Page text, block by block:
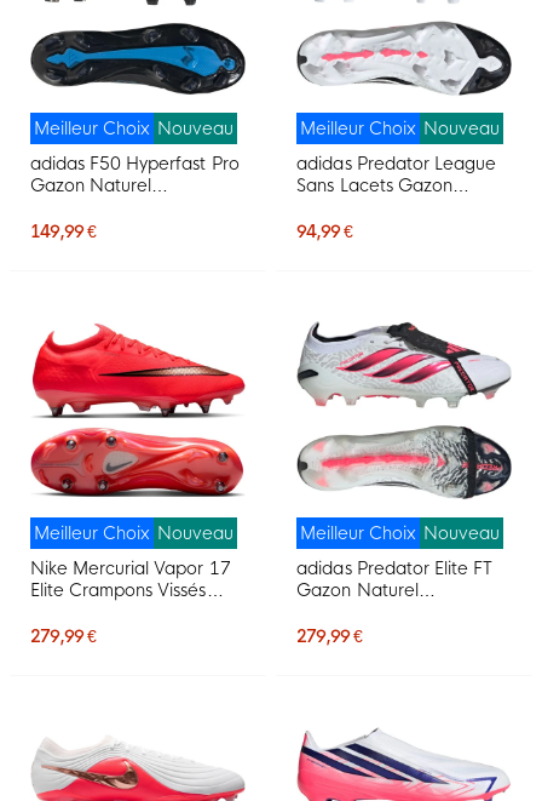
Meilleur Choix Nouveau
adidas F50 Hyperfast Pro
Gazon Naturel
Noir Noir Bleu
149,99 €
Meilleur Choix Nouveau
adidas Predator League
Sans Lacets Gazon
Foot (FG) Blanc Noir Rose
94,99 €
Meilleur Choix Nouveau
Nike Mercurial Vapor 17
Elite Crampons Vissés
Rouge Vif Noir Doré
279,99 €
Meilleur Choix Nouveau
adidas Predator Elite FT
Gazon Naturel
Blanc Noir Rose
279,99 €